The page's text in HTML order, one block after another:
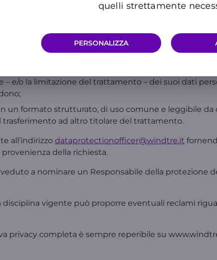
quelli strettamente
PERSONALIZZA
disciplina può esercitare i seguenti diritti:
all’esistenza di suoi dati personali, alle finalità del
dei suoi dati personali se ritiene che siano
– e/o la limitazione del trattamento – dei suoi dati
un formato strutturato, di uso comune e leggibile
ad altro titolare del trattamento.
all’indirizzo dataprotectionofficer@windtre.it
della richiesta.
a nominare un Responsabile della protezione
disciplina vigente può proporre eventuali reclami
privacy completa è sempre reperibile su